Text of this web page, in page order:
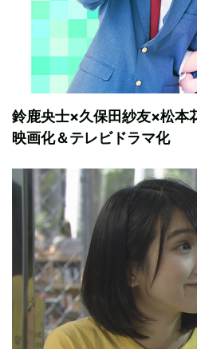
鈴鹿央士×久保田紗友×松本
映画化＆テレビドラマ化